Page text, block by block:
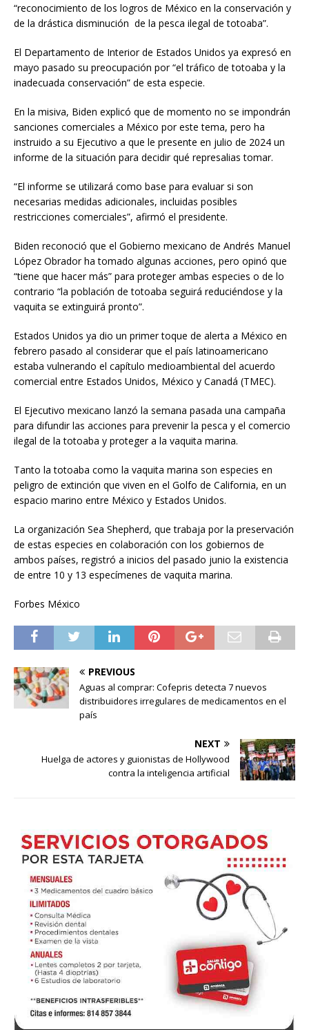
“reconocimiento de los logros de México en la conservación y
de la drástica disminución de la pesca ilegal de totoaba”.
El Departamento de Interior de Estados Unidos ya expresó en
mayo pasado su preocupación por “el tráfico de totoaba y la
inadecuada conservación” de esta especie.
En la misiva, Biden explicó que de momento no se impondrán
sanciones comerciales a México por este tema, pero ha
instruido a su Ejecutivo a que le presente en julio de 2024 un
informe de la situación para decidir qué represalias tomar.
“El informe se utilizará como base para evaluar si son
necesarias medidas adicionales, incluidas posibles
restricciones comerciales”, afirmó el presidente.
Biden reconoció que el Gobierno mexicano de Andrés Manuel
López Obrador ha tomado algunas acciones, pero opinó que
“tiene que hacer más” para proteger ambas especies o de lo
contrario “la población de totoaba seguirá reduciéndose y la
vaquita se extinguirá pronto”.
Estados Unidos ya dio un primer toque de alerta a México en
febrero pasado al considerar que el país latinoamericano
estaba vulnerando el capítulo medioambiental del acuerdo
comercial entre Estados Unidos, México y Canadá (TMEC).
El Ejecutivo mexicano lanzó la semana pasada una campaña
para difundir las acciones para prevenir la pesca y el comercio
ilegal de la totoaba y proteger a la vaquita marina.
Tanto la totoaba como la vaquita marina son especies en
peligro de extinción que viven en el Golfo de California, en un
espacio marino entre México y Estados Unidos.
La organización Sea Shepherd, que trabaja por la preservación
de estas especies en colaboración con los gobiernos de
ambos países, registró a inicios del pasado junio la existencia
de entre 10 y 13 especímenes de vaquita marina.
Forbes México
PREVIOUS
Aguas al comprar: Cofepris detecta 7 nuevos
distribuidores irregulares de medicamentos en el
país
NEXT
Huelga de actores y guionistas de Hollywood
contra la inteligencia artificial